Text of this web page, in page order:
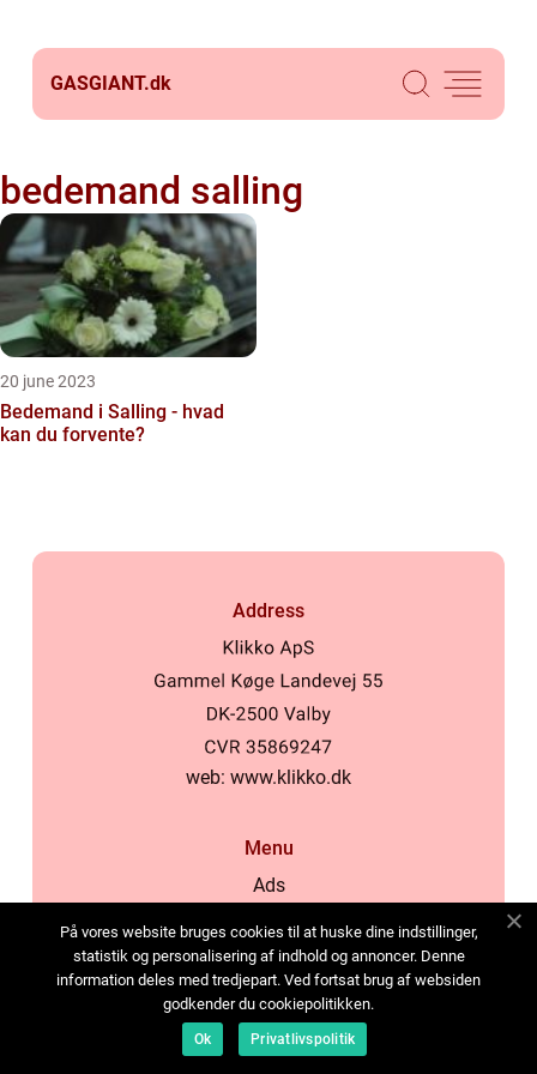
GASGIANT.dk
bedemand salling
20 june 2023
Bedemand i Salling - hvad
kan du forvente?
Address
web: www.klikko.dk
Menu
Ads
Cookies
Contact
Sitemap
På vores website bruges cookies til at huske dine indstillinger,
statistik og personalisering af indhold og annoncer. Denne
information deles med tredjepart. Ved fortsat brug af websiden
godkender du cookiepolitikken.
Ok Privatlivspolitik